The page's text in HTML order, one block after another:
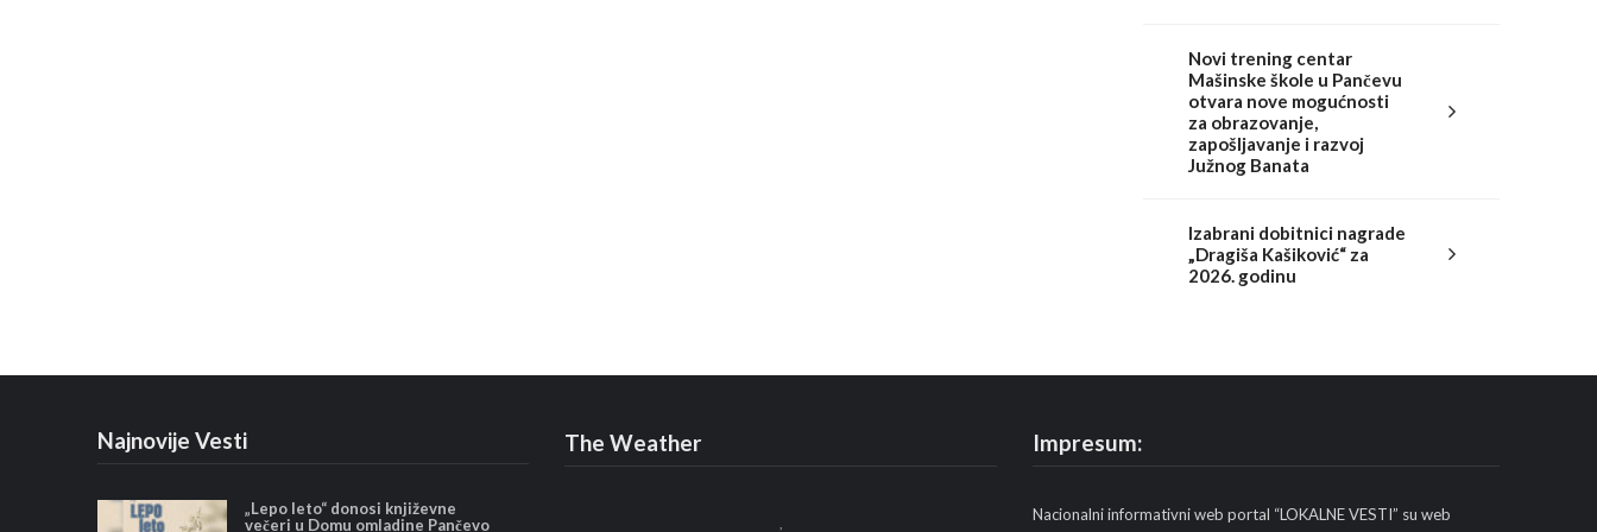
Novi trening centar
Mašinske škole u Pančevu
otvara nove mogućnosti
za obrazovanje,
zapošljavanje i razvoj
Južnog Banata
Izabrani dobitnici nagrade
„Dragiša Kašiković“ za
2026. godinu
Najnovije Vesti
„Lepo leto“ donosi književne
večeri u Domu omladine Pančevo
The Weather Impresum:
Nacionalni informativni web portal “LOKALNE VESTI” su web